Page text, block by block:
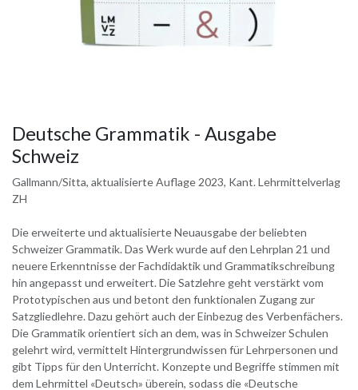
Deutsche Grammatik - Ausgabe
Schweiz
Gallmann/Sitta, aktualisierte Auflage 2023, Kant. Lehrmittelverlag
ZH
Die erweiterte und aktualisierte Neuausgabe der beliebten
Schweizer Grammatik. Das Werk wurde auf den Lehrplan 21 und
neuere Erkenntnisse der Fachdidaktik und Grammatikschreibung
hin angepasst und erweitert. Die Satzlehre geht verstärkt vom
Prototypischen aus und betont den funktionalen Zugang zur
Satzgliedlehre. Dazu gehört auch der Einbezug des Verbenfächers.
Die Grammatik orientiert sich an dem, was in Schweizer Schulen
gelehrt wird, vermittelt Hintergrundwissen für Lehrpersonen und
gibt Tipps für den Unterricht. Konzepte und Begriffe stimmen mit
dem Lehrmittel «Deutsch» überein, sodass die «Deutsche